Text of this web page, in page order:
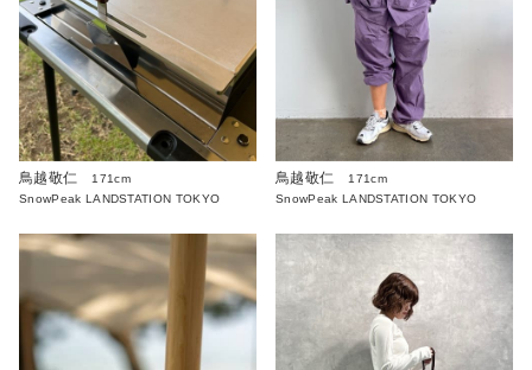
鳥越敬仁
171cm
SnowPeak LANDSTATION TOKYO
鳥越敬仁
171cm
SnowPeak LANDSTATION TOKYO